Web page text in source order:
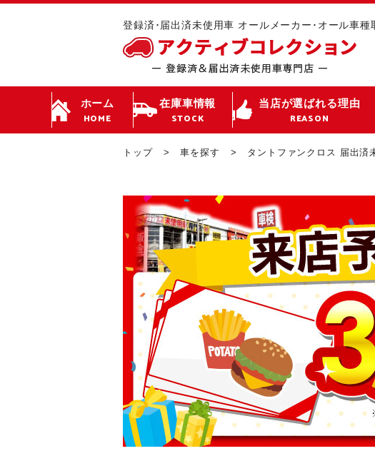
登録済･届出済未使用車 オールメーカー･オール車種
ホーム
HOME
在庫車情報
STOCK
当店が選ばれる理由
REASON
トップ 車を探す タントファンクロス 届出